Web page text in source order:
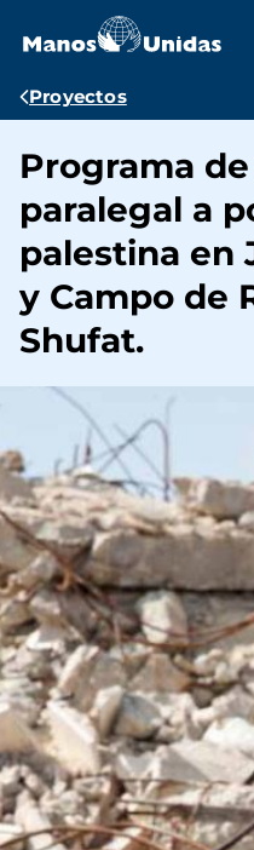
contenido
Ruta
navegación
Proyectos
Programa
paralegal a
palestina en
y Campo de
Shufat.